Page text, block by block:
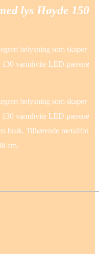
lys Høyde 150
belysning som skaper
130 varmhvite LED-pærene
belysning som skaper
130 varmhvite LED-pærene
bruk. Tilhørende metallfot
cm.